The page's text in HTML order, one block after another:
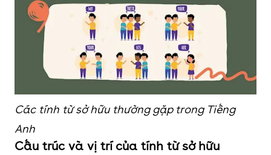
He His
Every man has his own
habit.
Her
Her parents will visit
soon.
It
nest.
Các tính từ sở hữu thường gặp trong Tiếng
Anh
Cấu trúc và vị trí của tính từ sở hữu